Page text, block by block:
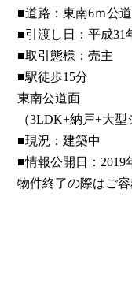
■道路：東南6ｍ公道
■引渡し日：平成31
■取引態様：売主
■駅徒歩15分
東南公道面
（3LDK+納戸+大
■現況：建築中
■情報公開日：2019
物件終了の際はご